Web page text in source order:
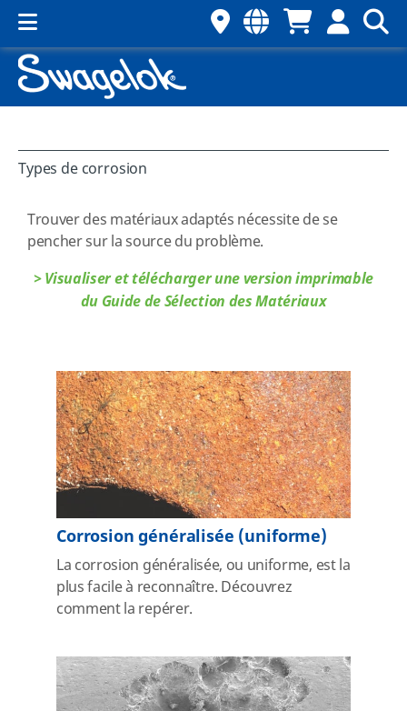
Types de corrosion
Trouver des matériaux adaptés nécessite de se
pencher sur la source du problème.
> Visualiser et télécharger une version imprimable
du Guide de Sélection des Matériaux
Corrosion généralisée (uniforme)
La corrosion généralisée, ou uniforme, est la
plus facile à reconnaître. Découvrez
comment la repérer.